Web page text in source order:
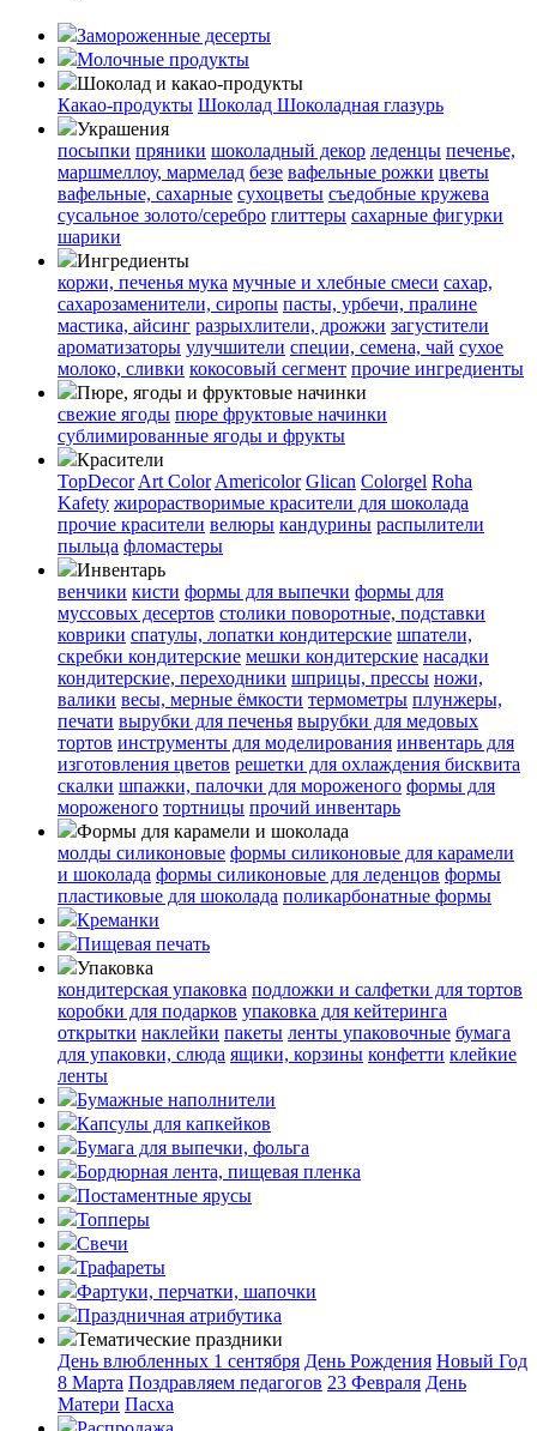
Замороженные десерты
Молочные продукты
Шоколад и какао-продукты
Какао-продукты Шоколад Шоколадная глазурь
Украшения
посыпки пряники шоколадный декор леденцы печенье,
маршмеллоу, мармелад безе вафельные рожки цветы
вафельные, сахарные сухоцветы съедобные кружева
сусальное золото/серебро глиттеры сахарные фигурки
шарики
Ингредиенты
коржи, печенья мука мучные и хлебные смеси сахар,
сахарозаменители, сиропы пасты, урбечи, пралине
мастика, айсинг разрыхлители, дрожжи загустители
ароматизаторы улучшители специи, семена, чай сухое
молоко, сливки кокосовый сегмент прочие ингредиенты
Пюре, ягоды и фруктовые начинки
свежие ягоды пюре фруктовые начинки
сублимированные ягоды и фрукты
Красители
TopDecor Art Color Americolor Glican Colorgel Roha
Kafety жирорастворимые красители для шоколада
прочие красители велюры кандурины распылители
пыльца фломастеры
Инвентарь
венчики кисти формы для выпечки формы для
муссовых десертов столики поворотные, подставки
коврики cпатулы, лопатки кондитерские шпатели,
скребки кондитерские мешки кондитерские насадки
кондитерские, переходники шприцы, прессы ножи,
валики весы, мерные ёмкости термометры плунжеры,
печати вырубки для печенья вырубки для медовых
тортов инструменты для моделирования инвентарь для
изготовления цветов решетки для охлаждения бисквита
скалки шпажки, палочки для мороженого формы для
мороженого тортницы прочий инвентарь
Формы для карамели и шоколада
молды силиконовые формы силиконовые для карамели
и шоколада формы силиконовые для леденцов формы
пластиковые для шоколада поликарбонатные формы
Креманки
Пищевая печать
Упаковка
кондитерская упаковка подложки и салфетки для тортов
коробки для подарков упаковка для кейтеринга
открытки наклейки пакеты ленты упаковочные бумага
для упаковки, слюда ящики, корзины конфетти клейкие
ленты
Бумажные наполнители
Капсулы для капкейков
Бумага для выпечки, фольга
Бордюрная лента, пищевая пленка
Постаментные ярусы
Топперы
Свечи
Трафареты
Фартуки, перчатки, шапочки
Праздничная атрибутика
Тематические праздники
День влюбленных 1 сентября День Рождения Новый Год
8 Марта Поздравляем педагогов 23 Февраля День
Матери Пасха